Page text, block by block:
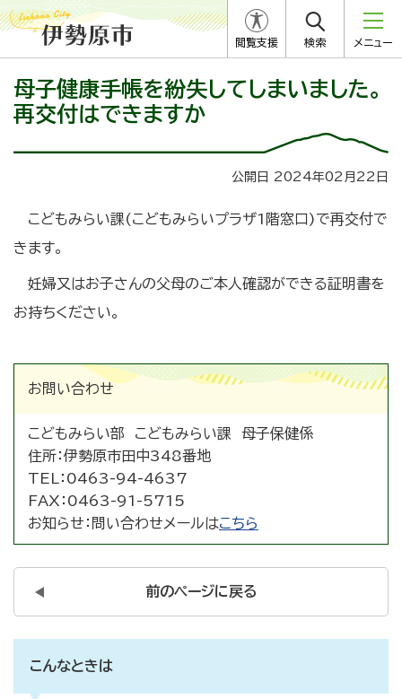
閲覧支援 検索 メニュー
母子健康手帳を紛失してしまいました。
再交付はできますか
公開日 2024年02月22日
こどもみらい課(こどもみらいプラザ1階窓口)で再交付で
きます。
妊婦又はお子さんの父母のご本人確認ができる証明書を
お持ちください。
お問い合わせ
こどもみらい部 こどもみらい課 母子保健係
住所：伊勢原市田中348番地
TEL： 0463-94-4637
FAX： 0463-91-5715
お知らせ： 問い合わせメールはこちら
前のページに戻る
こんなときは